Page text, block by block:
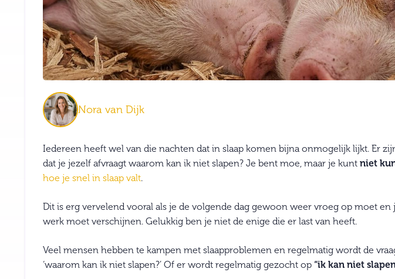
Nora van Dijk
Iedereen heeft wel van die nachten dat in slaap komen bijna onmogelijk lijkt. Er
dat je jezelf afvraagt waarom kan ik niet slapen? Je bent moe, maar je kunt niet
hoe je snel in slaap valt.
Dit is erg vervelend vooral als je de volgende dag gewoon weer vroeg op moet
werk moet verschijnen. Gelukkig ben je niet de enige die er last van heeft.
Veel mensen hebben te kampen met slaapproblemen en regelmatig wordt de
‘waarom kan ik niet slapen?’ Of er wordt regelmatig gezocht op “ik kan niet